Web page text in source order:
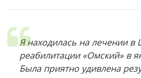
Я находилась на лечении в
реабилитации «Омский» в
Была приятно удивлена